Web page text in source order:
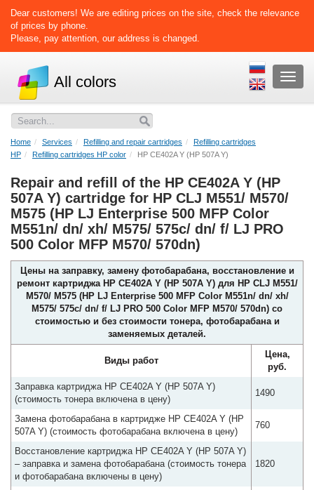
Dear customers! We are editing prices on the site, check the relevance
of prices by phone.
Please, pay attention, our address is changed.
меню
All colors
Home Services Refilling and repair cartridges
Refilling cartridges
HP
Refilling cartridges HP color HP CE402A Y (HP 507A Y)
Repair and refill of the HP CE402A Y (HP
507A Y) cartridge for HP CLJ M551/ M570/
M575 (HP LJ Enterprise 500 MFP Color
M551n/ dn/ xh/ M575/ 575c/ dn/ f/ LJ PRO
500 Color MFP M570/ 570dn)
Цены на заправку, замену фотобарабана, восстановление и
ремонт картриджа HP CE402A Y (HP 507A Y) для HP CLJ M551/
M570/ M575 (HP LJ Enterprise 500 MFP Color M551n/ dn/ xh/
M575/ 575c/ dn/ f/ LJ PRO 500 Color MFP M570/ 570dn) со
стоимостью и без стоимости тонера, фотобарабана и
заменяемых деталей.
Виды работ
Цена,
руб.
Заправка картриджа HP CE402A Y (HP 507A Y)
(стоимость тонера включена в цену)
1490
Замена фотобарабана в картридже HP CE402A Y (HP
507A Y) (стоимость фотобарабана включена в цену)
760
Восстановление картриджа HP CE402A Y (HP 507A Y)
– заправка и замена фотобарабана (стоимость тонера
и фотобарабана включены в цену)
1820